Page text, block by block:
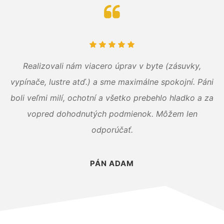
Realizovali nám viacero úprav v byte (zásuvky,
vypínače, lustre atď.) a sme maximálne spokojní. Páni
boli veľmi milí, ochotní a všetko prebehlo hladko a za
vopred dohodnutých podmienok. Môžem len
odporúčať.
PÁN ADAM